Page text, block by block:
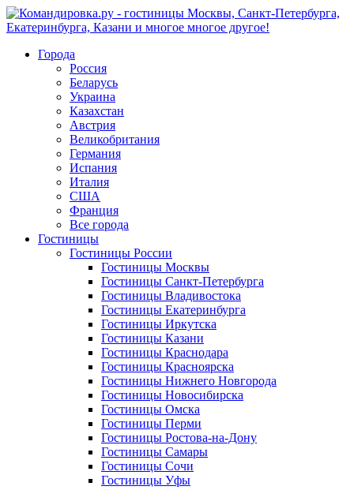
Города
Россия
Беларусь
Украина
Казахстан
Австрия
Великобритания
Германия
Испания
Италия
США
Франция
Все города
Гостиницы
Гостиницы России
Гостиницы Mосквы
Гостиницы Санкт-Петербурга
Гостиницы Владивостока
Гостиницы Екатеринбурга
Гостиницы Иркутска
Гостиницы Казани
Гостиницы Краснодара
Гостиницы Красноярска
Гостиницы Нижнего Новгорода
Гостиницы Новосибирска
Гостиницы Омска
Гостиницы Перми
Гостиницы Ростова-на-Дону
Гостиницы Самары
Гостиницы Сочи
Гостиницы Уфы